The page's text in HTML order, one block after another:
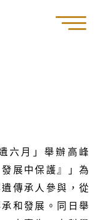
六月」舉辦高峰
展中保護』」為
傳承人參與，從
和發展。同日舉